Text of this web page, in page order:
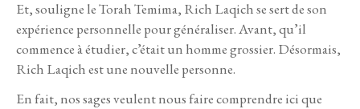
Et, souligne le Torah Temima, Rich Laqich se sert de son
expérience personnelle pour généraliser. Avant, qu’il
commence à étudier, c’était un homme grossier. Désormais,
Rich Laqich est une nouvelle personne.
En fait, nos sages veulent nous faire comprendre ici que